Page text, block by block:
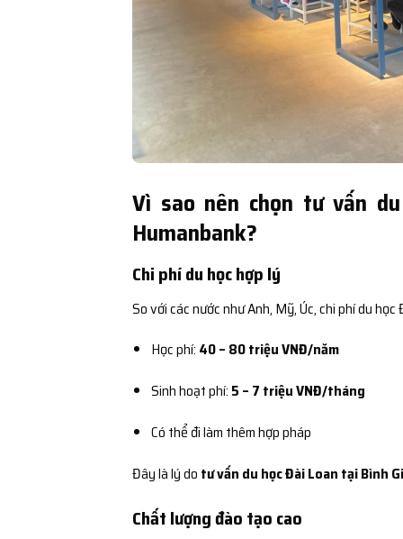
Vì sao nên chọn tư vấn
Humanbank?
Chi phí du học hợp lý
So với các nước như Anh, Mỹ, Úc, chi phí du
Học phí: 40 – 80 triệu VNĐ/năm
Sinh hoạt phí: 5 – 7 triệu VNĐ/tháng
Có thể đi làm thêm hợp pháp
Đây là lý do tư vấn du học Đài Loan tại Bình
Chất lượng đào tạo cao